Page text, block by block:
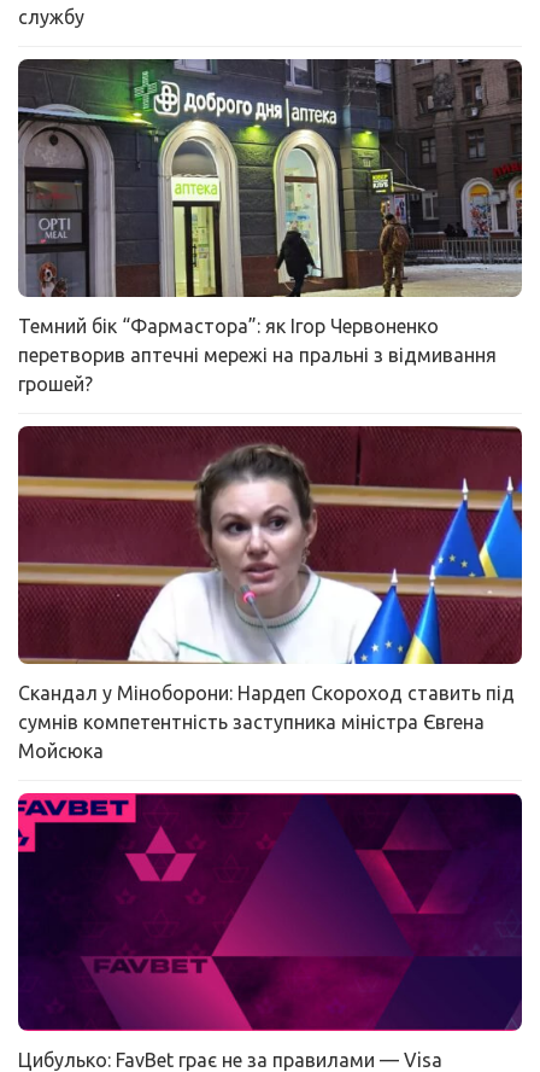
службу
Темний бік “Фармастора”: як Ігор Червоненко
перетворив аптечні мережі на пральні з відмивання
грошей?
Скандал у Міноборони: Нардеп Скороход ставить під
сумнів компетентність заступника міністра Євгена
Мойсюка
Цибулько: FavBet грає не за правилами — Visa